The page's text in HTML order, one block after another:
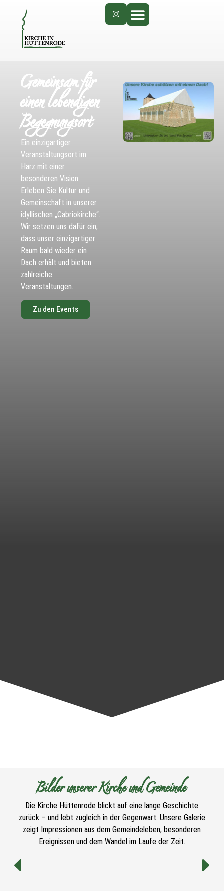
Gemeinsam für
einen lebendigen
Begegnungsort
Ein einzigartiger
Veranstaltungsort im
Harz mit einer
besonderen Vision.
Erleben Sie Kultur und
Gemeinschaft in unserer
idyllischen „Cabriokirche“.
Wir setzen uns dafür ein,
dass unser einzigartiger
Raum bald wieder ein
Dach erhält und bieten
zahlreiche
Veranstaltungen.
Zu den Events
Bilder unserer Kirche und Gemeinde
Die Kirche Hüttenrode blickt auf eine lange Geschichte
zurück – und lebt zugleich in der Gegenwart. Unsere Galerie
zeigt Impressionen aus dem Gemeindeleben, besonderen
Ereignissen und dem Wandel im Laufe der Zeit.